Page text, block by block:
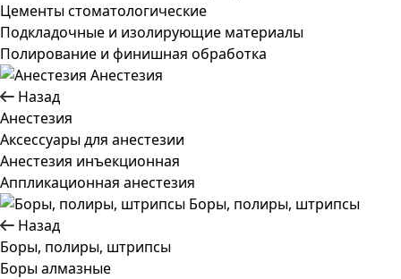
Цементы стоматологические
Подкладочные и изолирующие материалы
Полирование и финишная обработка
Анестезия
Назад
Анестезия
Аксессуары для анестезии
Анестезия инъекционная
Аппликационная анестезия
Боры, полиры, штрипсы
Назад
Боры, полиры, штрипсы
Боры алмазные